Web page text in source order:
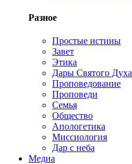
Разное
Простые истины
Завет
Этика
Дары Святого Духа
Проповедование
Проповеди
Семья
Общество
Апологетика
Миссиология
Дар с неба
Медиа